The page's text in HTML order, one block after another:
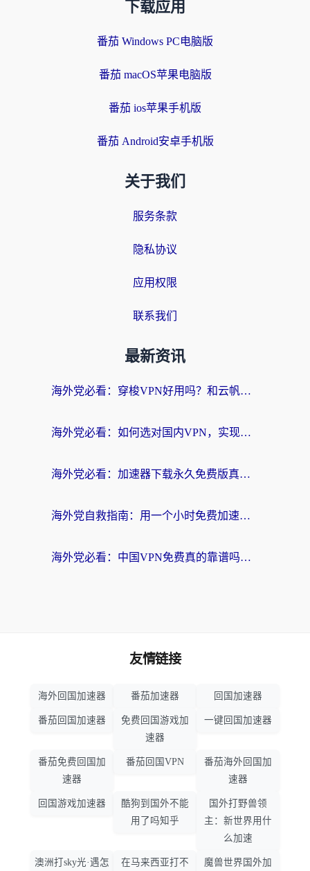
下载应用
番茄 Windows PC电脑版
番茄 macOS苹果电脑版
番茄 ios苹果手机版
番茄 Android安卓手机版
关于我们
服务条款
隐私协议
应用权限
联系我们
最新资讯
海外党必看：穿梭VPN好用吗？和云帆VPN对比哪个回国效果更好？附真实测评+避坑指南
海外党必看：如何选对国内VPN，实现无缝访问国内资源？
海外党必看：加速器下载永久免费版真的存在吗？教你无缝访问国内资源的正确姿势
海外党自救指南：用一个小时免费加速器，轻松打破国内资源访问壁垒？
海外党必看：中国VPN免费真的靠谱吗？手把手教你选对回国加速器
友情链接
海外回国加速器 番茄加速器 回国加速器
番茄回国加速器
免费回国游戏加
速器
一键回国加速器
番茄免费回国加
速器
番茄回国VPN
番茄海外回国加
速器
回国游戏加速器
酷狗到国外不能
用了吗知乎
国外打野兽领
主：新世界用什
么加速
澳洲打sky光·遇怎 在马来西亚打不 魔兽世界国外加